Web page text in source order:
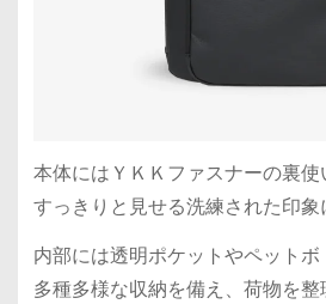
本体にはＹＫＫファスナーの裏
すっきりと見せる洗練された印象
内部には透明ポケットやペットボ
多種多様な収納を備え、荷物を